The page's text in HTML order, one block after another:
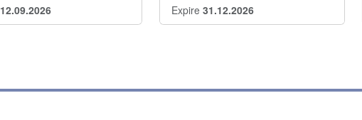
12.09.2026 Expire 31.12.2026